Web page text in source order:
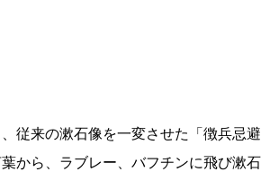
従来の漱石像を一変させた「徴兵忌避
から、ラブレー、バフチンに飛び漱石